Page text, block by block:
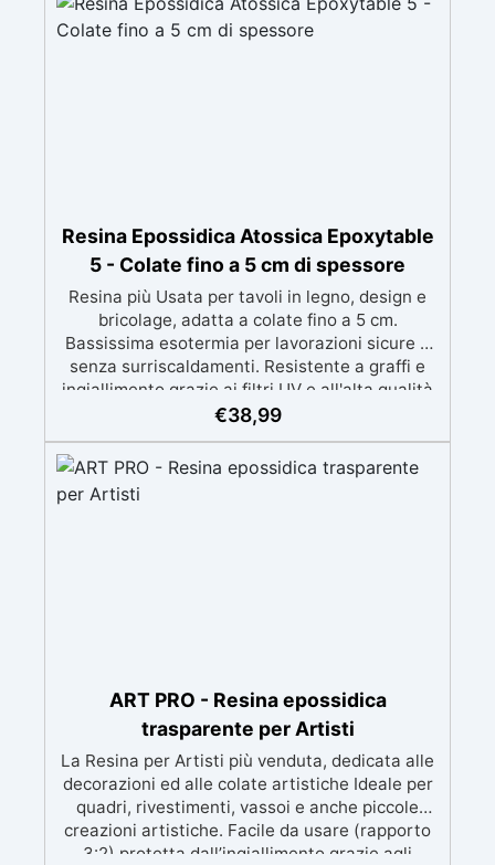
Certificata Atossica post catalisi per contatto
con la pelle, BPA free e VoC Free
Resina Epossidica Atossica Epoxytable
5 - Colate fino a 5 cm di spessore
Resina più Usata per tavoli in legno, design e
bricolage, adatta a colate fino a 5 cm.
Bassissima esotermia per lavorazioni sicure e
senza surriscaldamenti. Resistente a graffi e
ingiallimento grazie ai filtri UV e all'alta qualità
meccanica. Bassa viscosità per eliminare bolle
BPA/VOC free e certificata per il contatto
prolungato con la pelle.
€38,99
ART PRO - Resina epossidica
trasparente per Artisti
La Resina per Artisti più venduta, dedicata alle
decorazioni ed alle colate artistiche Ideale per
quadri, rivestimenti, vassoi e anche piccole
creazioni artistiche. Facile da usare (rapporto
3:2) protetta dall’ingiallimento grazie agli